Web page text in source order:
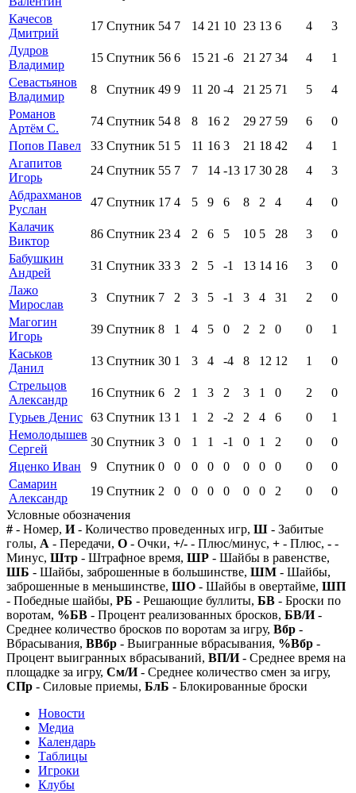
Качесов
Дмитрий
17 Спутник 54 7 14 21 10 23 13 6 4
3
Дудров
Владимир
15 Спутник 56 6 15 21 -6 21 27 34 4
1
Севастьянов
Владимир
8 Спутник 49 9 11 20 -4 21 25 71 5
4
Романов
Артём С.
74 Спутник 54 8 8 16 2 29 27 59 6
0
Попов Павел
33 Спутник 51 5 11 16 3 21 18 42 4
1
Агапитов
Игорь
24 Спутник 55 7 7 14 -13 17 30 28 4
3
Абдрахманов
Руслан
47 Спутник 17 4 5 9 6 8 2 4 4
0
Калачик
Виктор
86 Спутник 23 4 2 6 5 10 5 28 3
0
Бабушкин
Андрей
31 Спутник 33 3 2 5 -1 13 14 16 3
0
Лажо
Мирослав
3 Спутник 7 2 3 5 -1 3 4 31 2
0
Магогин
Игорь
39 Спутник 8 1 4 5 0 2 2 0 0
1
Каськов
Данил
13 Спутник 30 1 3 4 -4 8 12 12 1
0
Стрельцов
Александр
16 Спутник 6 2 1 3 2 3 1 0 2
0
Гурьев Денис 63 Спутник 13 1 1 2 -2 2 4 6 0
1
Немолодышев
Сергей
30 Спутник 3 0 1 1 -1 0 1 2 0
0
Яценко Иван
9 Спутник 0 0 0 0 0 0 0 0 0
0
Самарин
Александр
19 Спутник 2 0 0 0 0 0 0 2 0
0
Условные обозначения
# - Номер, И- Количество проведенных игр, Ш - Забитые
голы, А - Передачи, О - Очки, +/- - Плюс/минус, + - Плюс, - -
Минус, Штр - Штрафное время, ШР - Шайбы в равенстве,
ШБ - Шайбы, заброшенные в большинстве, ШМ - Шайбы,
заброшенные в меньшинстве, ШО - Шайбы в овертайме, ШП
- Победные шайбы, РБ - Решающие буллиты, БВ - Броски по
воротам, %БВ - Процент реализованных бросков, БВ/И-
Среднее количество бросков по воротам за игру, Вбр -
Вбрасывания, ВВбр - Выигранные вбрасывания, %Вбр -
Процент выигранных вбрасываний, ВП/И- Среднее время на
площадке за игру, См/И- Среднее количество смен за игру,
СПр - Силовые приемы, БлБ - Блокированные броски
Новости
Медиа
Календарь
Таблицы
Игроки
Клубы